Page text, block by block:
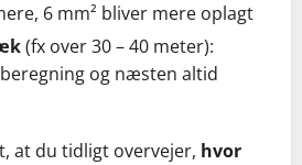
6 mm² bliver mere oplagt
(fx over 30 – 40 meter):
og næsten altid
at du tidligt overvejer, hvor